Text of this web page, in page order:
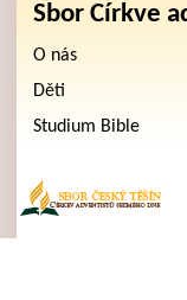
Sbor Církve
O nás
Děti
Studium Bible